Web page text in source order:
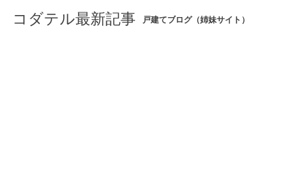
コダテル最新記事 戸建てブログ（姉妹サイト）